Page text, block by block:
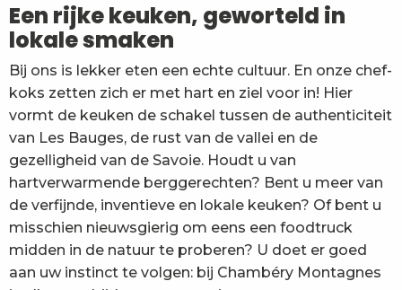
Amédée
Le Bistrot du Palais
Restaurant De Adelaars
Le Cosmo
La Crêperie du Repaire
La Cantine de Candie
Een rijke keuken, geworteld in
lokale smaken
Bij ons is lekker eten een echte cultuur. En onze chef-
koks zetten zich er met hart en ziel voor in! Hier
vormt de keuken de schakel tussen de authenticiteit
van Les Bauges, de rust van de vallei en de
gezelligheid van de Savoie. Houdt u van
hartverwarmende berggerechten? Bent u meer van
de verfijnde, inventieve en lokale keuken? Of bent u
misschien nieuwsgierig om eens een foodtruck
midden in de natuur te proberen? U doet er goed
aan uw instinct te volgen: bij Chambéry Montagnes